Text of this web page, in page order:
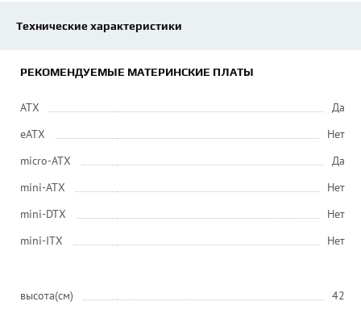
Технические характеристики
РЕКОМЕНДУЕМЫЕ МАТЕРИНСКИЕ ПЛАТЫ
ATX
Да
eATX
Нет
micro-ATX
Да
mini-ATX
Нет
mini-DTX
Нет
mini-ITX
Нет
высота(см)
42